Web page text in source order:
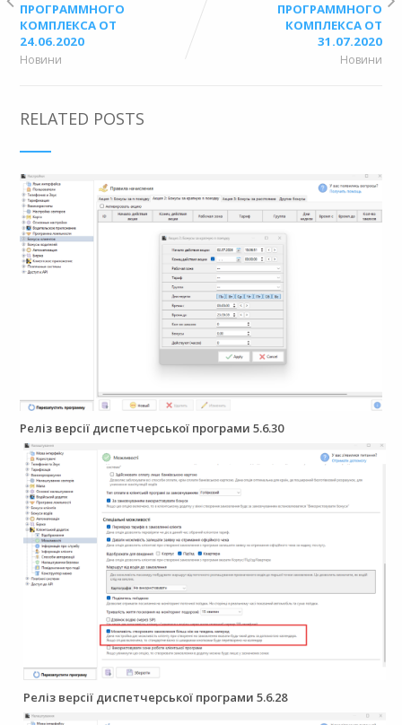
ПРОГРАММНОГО
КОМПЛЕКСА ОТ
24.06.2020
Новини
ПРОГРАММНОГО
КОМПЛЕКСА ОТ
31.07.2020
Новини
RELATED POSTS
Реліз версії диспетчерської програми 5.6.30
Реліз версії диспетчерської програми 5.6.28